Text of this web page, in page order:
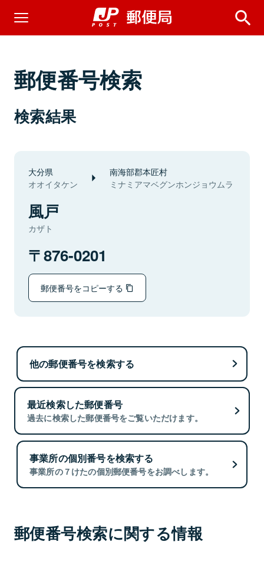
郵便番号検索
検索結果
大分県
オオイタケン
南海部郡本匠村
ミナミアマベグンホンジョウムラ
風戸
カザト
876-0201
郵便番号をコピーする
他の郵便番号を検索する
最近検索した郵便番号
過去に検索した郵便番号をご覧いただけます。
事業所の個別番号を検索する
事業所の７けたの個別郵便番号をお調べします。
郵便番号検索に関する情報